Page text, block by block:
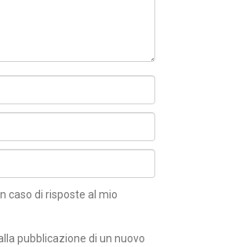
caso di risposte al mio
pubblicazione di un nuovo